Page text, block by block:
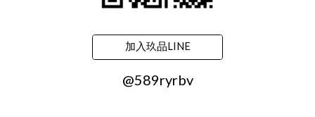
加入玖品LINE
@589ryrbv